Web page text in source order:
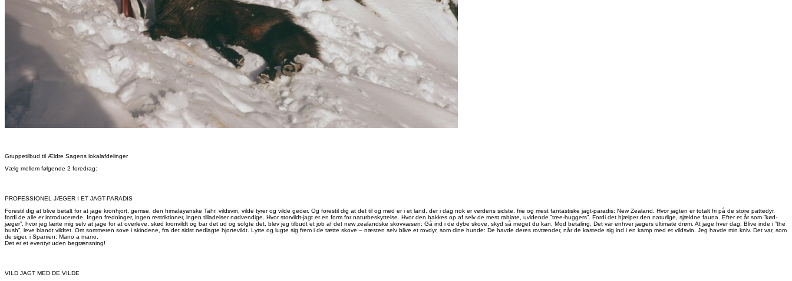
Gruppetilbud til Ældre Sagens lokalafdelinger
Vælg mellem følgende 2 foredrag:
PROFESSIONEL JÆGER I ET JAGT-PARADIS
Forestil dig at blive betalt for at jage kronhjort, gemse, den himalayanske Tahr, vildsvin, vilde tyrer og vilde geder. Og forestil dig at det til og med er i et land, der i dag nok er verdens sidste, frie og mest fantastiske jagt-paradis: New Zealand. Hvor jagten er totalt fri på de store pattedyr,
fordi de alle er introducerede. Ingen fredninger, ingen restriktioner, ingen tilladelser nødvendige. Hvor storvildt-jagt er en form for naturbeskyttelse. Hvor den bakkes op af selv de mest rabiate, uvidende ”tree-huggers”. Fordi det hjælper den naturlige, sjældne fauna. Efter et år som ”kød-
jæger”, hvor jeg lærte mig selv at jage for at overleve, skød kronvildt og bar det ud og solgte det, blev jeg tilbudt et job af det new zealandske skovvæsen: Gå ind i de dybe skove, skyd så meget du kan. Mod betaling. Det var enhver jægers ultimate drøm. At jage hver dag. Blive inde i ”the
bush”, leve blandt vildtet. Om sommeren sove i skindene, fra det sidst nedlagte hjortevildt. Lytte og lugte sig frem i de tætte skove – næsten selv blive et rovdyr, som dine hunde: De havde deres rovtænder, når de kastede sig ind i en kamp med et vildsvin. Jeg havde min kniv. Det var, som
de siger, i Spanien: Mano a mano.
Det er et eventyr uden begrænsning!
VILD JAGT MED DE VILDE